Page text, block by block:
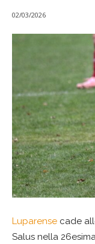
02/03/2026
Luparense cade
Salus nella